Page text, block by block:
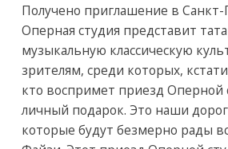
Получено приглашение в Санкт-
Оперная студия представит
музыкальную классическую
зрителям, среди которых,
кто воспримет приезд Оперной
личный подарок. Это наши
которые будут безмерно рады